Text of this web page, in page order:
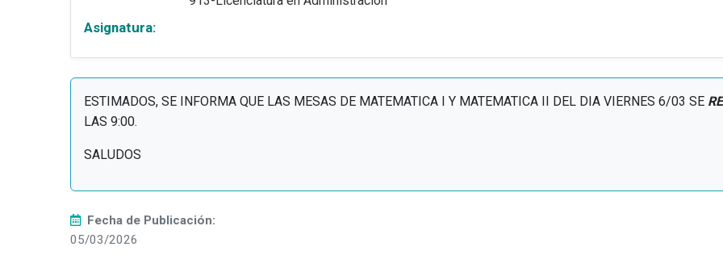
Asignatura:
ESTIMADOS, SE INFORMA QUE LAS MESAS DE MATEMATICA I Y MATEMATICA II DEL DIA VIERNES 6/03 SE
LAS 9:00.
SALUDOS
Fecha de Publicación:
05/03/2026